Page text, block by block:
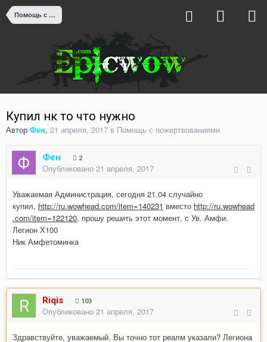
Помощь с пожертвованиями
Купил нк то что нужно
Автор Фен, 21 апреля, 2017 в Помощь с пожертвованиями
Фен 2
Опубликовано 21 апреля, 2017
Уважаемая Администрация, сегодня 21.04 случайно
купил, http://ru.wowhead.com/item=140231 вместо http://ru.wowhead
.com/item=122120, прошу решить этот момент, с Ув. Амфи.
Легион Х100
Ник Амфетоминка
Riqis 103
Опубликовано 21 апреля, 2017
Здравствуйте, уважаемый. Вы точно тот реалм указали? Легиона